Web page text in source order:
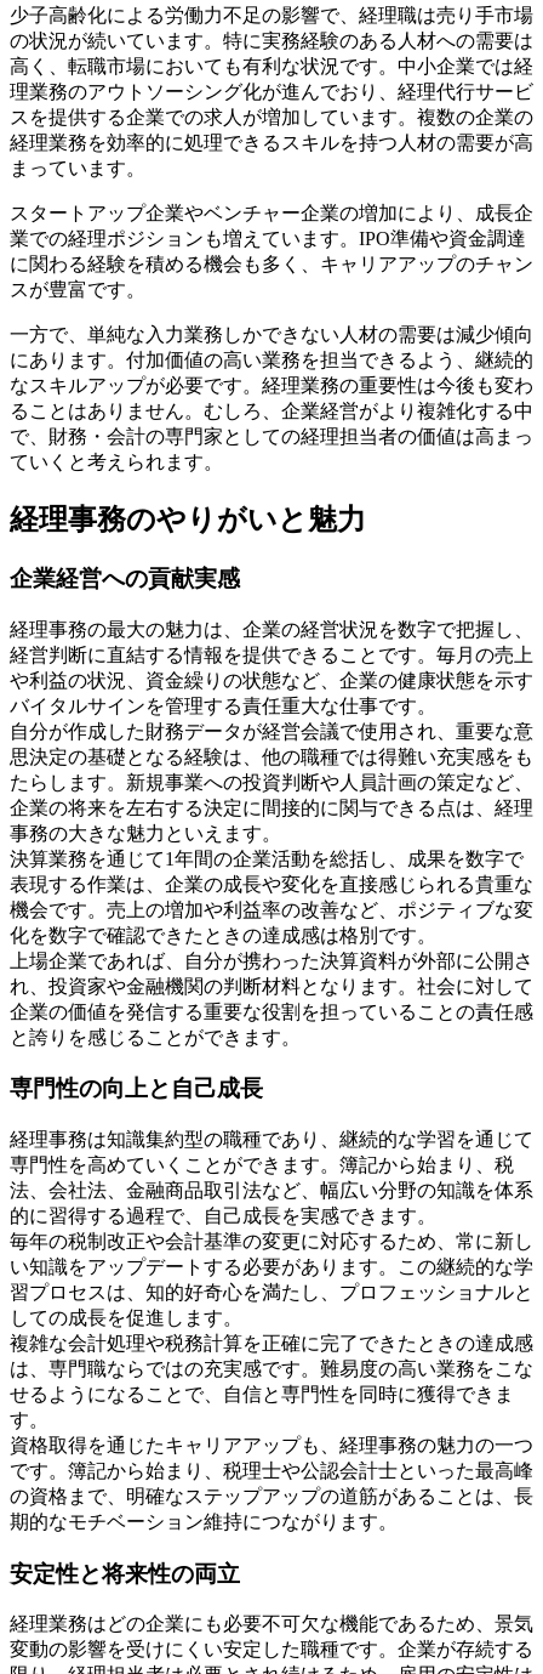
少子高齢化による労働力不足の影響で、経理職は売り手市場
の状況が続いています。特に実務経験のある人材への需要は
高く、転職市場においても有利な状況です。中小企業では経
理業務のアウトソーシング化が進んでおり、経理代行サービ
スを提供する企業での求人が増加しています。複数の企業の
経理業務を効率的に処理できるスキルを持つ人材の需要が高
まっています。
スタートアップ企業やベンチャー企業の増加により、成長企
業での経理ポジションも増えています。IPO準備や資金調達
に関わる経験を積める機会も多く、キャリアアップのチャン
スが豊富です。
一方で、単純な入力業務しかできない人材の需要は減少傾向
にあります。付加価値の高い業務を担当できるよう、継続的
なスキルアップが必要です。経理業務の重要性は今後も変わ
ることはありません。むしろ、企業経営がより複雑化する中
で、財務・会計の専門家としての経理担当者の価値は高まっ
ていくと考えられます。
経理事務のやりがいと魅力
企業経営への貢献実感
経理事務の最大の魅力は、企業の経営状況を数字で把握し、
経営判断に直結する情報を提供できることです。毎月の売上
や利益の状況、資金繰りの状態など、企業の健康状態を示す
バイタルサインを管理する責任重大な仕事です。
自分が作成した財務データが経営会議で使用され、重要な意
思決定の基礎となる経験は、他の職種では得難い充実感をも
たらします。新規事業への投資判断や人員計画の策定など、
企業の将来を左右する決定に間接的に関与できる点は、経理
事務の大きな魅力といえます。
決算業務を通じて1年間の企業活動を総括し、成果を数字で
表現する作業は、企業の成長や変化を直接感じられる貴重な
機会です。売上の増加や利益率の改善など、ポジティブな変
化を数字で確認できたときの達成感は格別です。
上場企業であれば、自分が携わった決算資料が外部に公開さ
れ、投資家や金融機関の判断材料となります。社会に対して
企業の価値を発信する重要な役割を担っていることの責任感
と誇りを感じることができます。
専門性の向上と自己成長
経理事務は知識集約型の職種であり、継続的な学習を通じて
専門性を高めていくことができます。簿記から始まり、税
法、会社法、金融商品取引法など、幅広い分野の知識を体系
的に習得する過程で、自己成長を実感できます。
毎年の税制改正や会計基準の変更に対応するため、常に新し
い知識をアップデートする必要があります。この継続的な学
習プロセスは、知的好奇心を満たし、プロフェッショナルと
しての成長を促進します。
複雑な会計処理や税務計算を正確に完了できたときの達成感
は、専門職ならではの充実感です。難易度の高い業務をこな
せるようになることで、自信と専門性を同時に獲得できま
す。
資格取得を通じたキャリアアップも、経理事務の魅力の一つ
です。簿記から始まり、税理士や公認会計士といった最高峰
の資格まで、明確なステップアップの道筋があることは、長
期的なモチベーション維持につながります。
安定性と将来性の両立
経理業務はどの企業にも必要不可欠な機能であるため、景気
変動の影響を受けにくい安定した職種です。企業が存続する